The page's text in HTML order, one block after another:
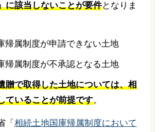
に該当しないことが要件となりま
贈で取得した土地については、相
ていることが前提です。
「 相続土地国庫帰属制度において